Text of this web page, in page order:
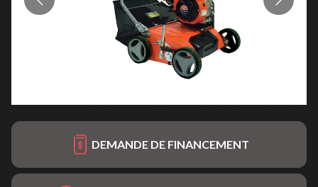
DEMANDE DE FINANCEMENT